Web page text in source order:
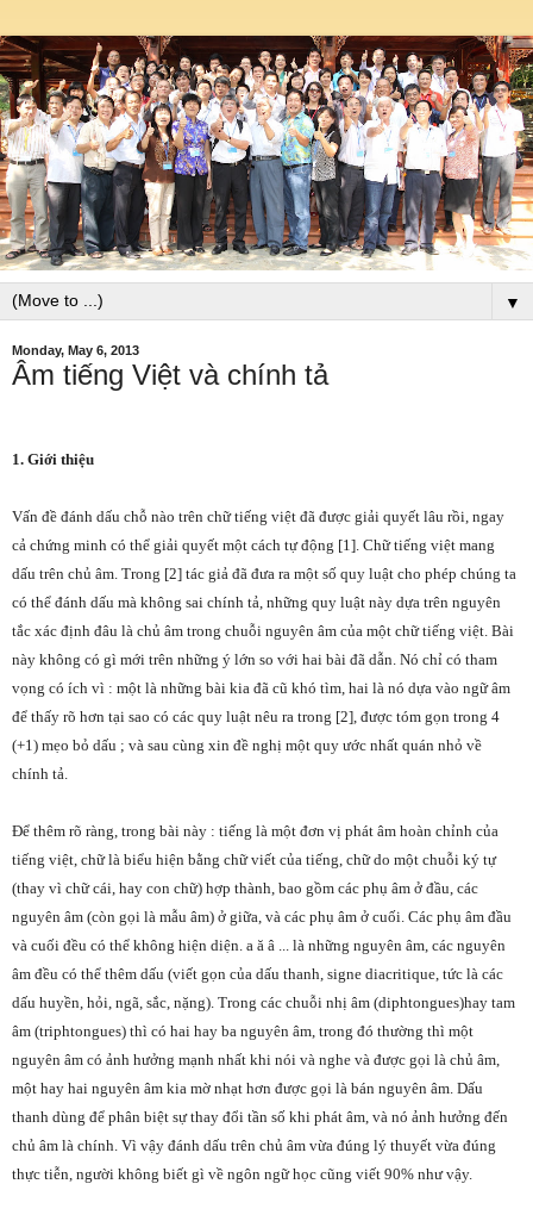
▼
Monday, May 6, 2013
Âm tiếng Việt và chính tả
1. Giới thiệu
Vấn đề đánh dấu chỗ nào trên chữ tiếng việt đã được giải quyết lâu rồi, ngay
cả chứng minh có thể giải quyết một cách tự động [1]. Chữ tiếng việt mang
dấu trên chủ âm. Trong [2] tác giả đã đưa ra một số quy luật cho phép chúng ta
có thể đánh dấu mà không sai chính tả, những quy luật này dựa trên nguyên
tắc xác định đâu là chủ âm trong chuỗi nguyên âm của một chữ tiếng việt. Bài
này không có gì mới trên những ý lớn so với hai bài đã dẫn. Nó chỉ có tham
vọng có ích vì : một là những bài kia đã cũ khó tìm, hai là nó dựa vào ngữ âm
để thấy rõ hơn tại sao có các quy luật nêu ra trong [2], được tóm gọn trong 4
(+1) mẹo bỏ dấu ; và sau cùng xin đề nghị một quy ước nhất quán nhỏ về
chính tả.
Để thêm rõ ràng, trong bài này : tiếng là một đơn vị phát âm hoàn chỉnh của
tiếng việt, chữ là biểu hiện bằng chữ viết của tiếng, chữ do một chuỗi ký tự
(thay vì chữ cái, hay con chữ) hợp thành, bao gồm các phụ âm ở đầu, các
nguyên âm (còn gọi là mẫu âm) ở giữa, và các phụ âm ở cuối. Các phụ âm đầu
và cuối đều có thể không hiện diện. a ă â ... là những nguyên âm, các nguyên
âm đều có thể thêm dấu (viết gọn của dấu thanh, signe diacritique, tức là các
dấu huyền, hỏi, ngã, sắc, nặng). Trong các chuỗi nhị âm (diphtongues)hay tam
âm (triphtongues) thì có hai hay ba nguyên âm, trong đó thường thì một
nguyên âm có ảnh hưởng mạnh nhất khi nói và nghe và được gọi là chủ âm,
một hay hai nguyên âm kia mờ nhạt hơn được gọi là bán nguyên âm. Dấu
thanh dùng để phân biệt sự thay đổi tần số khi phát âm, và nó ảnh hưởng đến
chủ âm là chính. Vì vậy đánh dấu trên chủ âm vừa đúng lý thuyết vừa đúng
thực tiễn, người không biết gì về ngôn ngữ học cũng viết 90% như vậy.